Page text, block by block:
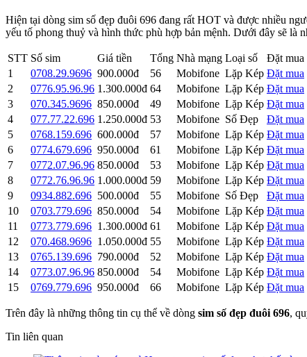
Hiện tại dòng sim số đẹp đuôi 696 đang rất HOT và được nhiều
yếu tố phong thuỷ và hình thức phù hợp bản mệnh. Dưới đây sẽ là
STT Số sim Giá tiền Tổng Nhà mạng Loại số
Đặt mua
1
0708.29.9696 900.000đ 56 Mobifone Lặp Kép Đặt mua
2
0776.95.96.96 1.300.000đ 64 Mobifone Lặp Kép Đặt mua
3
070.345.9696 850.000đ 49 Mobifone Lặp Kép Đặt mua
4
077.77.22.696 1.250.000đ 53 Mobifone Số Đẹp
Đặt mua
5
0768.159.696 600.000đ 57 Mobifone Lặp Kép Đặt mua
6
0774.679.696 950.000đ 61 Mobifone Lặp Kép Đặt mua
7
0772.07.96.96 850.000đ 53 Mobifone Lặp Kép Đặt mua
8
0772.76.96.96 1.000.000đ 59 Mobifone Lặp Kép Đặt mua
9
0934.882.696 500.000đ 55 Mobifone Số Đẹp
Đặt mua
10
0703.779.696 850.000đ 54 Mobifone Lặp Kép Đặt mua
11
0773.779.696 1.300.000đ 61 Mobifone Lặp Kép Đặt mua
12
070.468.9696 1.050.000đ 55 Mobifone Lặp Kép Đặt mua
13
0765.139.696 790.000đ 52 Mobifone Lặp Kép Đặt mua
14
0773.07.96.96 850.000đ 54 Mobifone Lặp Kép Đặt mua
15
0769.779.696 950.000đ 66 Mobifone Lặp Kép Đặt mua
Trên đây là những thông tin cụ thể về dòng sim số đẹp đuôi 696,
Tin liên quan